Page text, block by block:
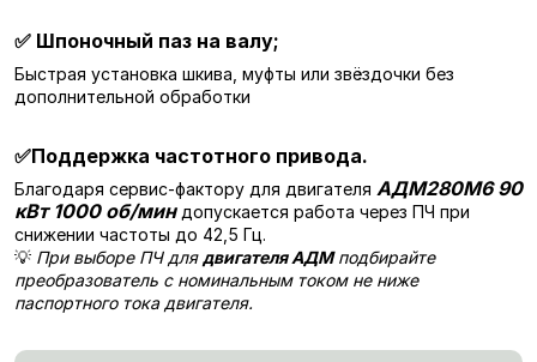
✅ Шпоночный паз на валу;
Быстрая установка шкива, муфты или звёздочки без
дополнительной обработки
✅Поддержка частотного привода.
Благодаря сервис-фактору для двигателя АДМ280М6 90
кВт 1000 об/мин допускается работа через ПЧ при
снижении частоты до 42,5 Гц.
💡 При выборе ПЧ длядвигателя АДМподбирайте
преобразователь с номинальным током не ниже
паспортного тока двигателя.